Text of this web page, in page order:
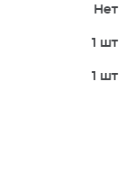
Нет
1 шт
1 шт